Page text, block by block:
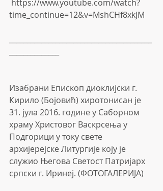
time_continue=12&v=MshCHf8xkJM
Изабрани Епископ диоклијски г.
Кирило (Бојовић) хиротонисан је
31. јула 2016. године у Саборном
храму Христовог Васкрсења у
Подгорици у току свете
архијерејске Литургије коју је
служио Његова Светост Патријарх
српски г. Иринеј. (ФОТОГАЛЕРИЈА)